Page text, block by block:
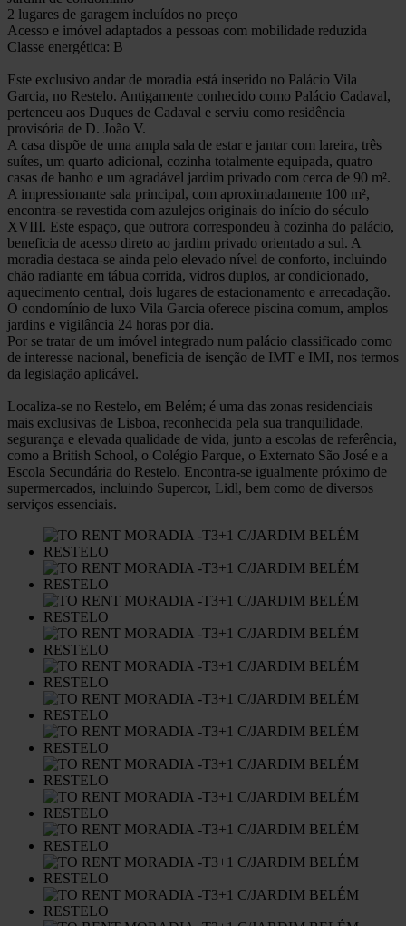
2 lugares de garagem incluídos no preço
Acesso e imóvel adaptados a pessoas com mobilidade reduzida
Classe energética: B
Este exclusivo andar de moradia está inserido no Palácio Vila
Garcia, no Restelo. Antigamente conhecido como Palácio Cadaval,
pertenceu aos Duques de Cadaval e serviu como residência
provisória de D. João V.
A casa dispõe de uma ampla sala de estar e jantar com lareira, três
suítes, um quarto adicional, cozinha totalmente equipada, quatro
casas de banho e um agradável jardim privado com cerca de 90 m².
A impressionante sala principal, com aproximadamente 100 m²,
encontra-se revestida com azulejos originais do início do século
XVIII. Este espaço, que outrora correspondeu à cozinha do palácio,
beneficia de acesso direto ao jardim privado orientado a sul. A
moradia destaca-se ainda pelo elevado nível de conforto, incluindo
chão radiante em tábua corrida, vidros duplos, ar condicionado,
aquecimento central, dois lugares de estacionamento e arrecadação.
O condomínio de luxo Vila Garcia oferece piscina comum, amplos
jardins e vigilância 24 horas por dia.
Por se tratar de um imóvel integrado num palácio classificado como
de interesse nacional, beneficia de isenção de IMT e IMI, nos termos
da legislação aplicável.
Localiza-se no Restelo, em Belém; é uma das zonas residenciais
mais exclusivas de Lisboa, reconhecida pela sua tranquilidade,
segurança e elevada qualidade de vida, junto a escolas de referência,
como a British School, o Colégio Parque, o Externato São José e a
Escola Secundária do Restelo. Encontra-se igualmente próximo de
supermercados, incluindo Supercor, Lidl, bem como de diversos
serviços essenciais.